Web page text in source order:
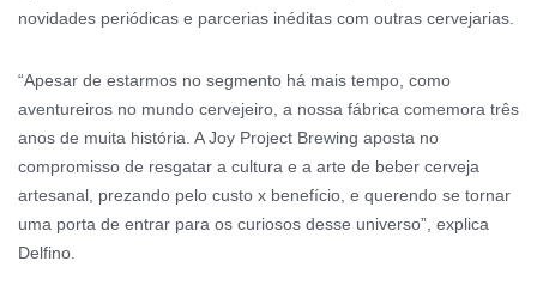
novidades periódicas e parcerias inéditas com outras cervejarias.
“Apesar de estarmos no segmento há mais tempo, como
aventureiros no mundo cervejeiro, a nossa fábrica comemora três
anos de muita história. A Joy Project Brewing aposta no
compromisso de resgatar a cultura e a arte de beber cerveja
artesanal, prezando pelo custo x benefício, e querendo se tornar
uma porta de entrar para os curiosos desse universo”, explica
Delfino.